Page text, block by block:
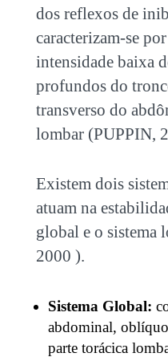
dos reflexos de
caracterizam-se
intensidade baixa
profundos do
transverso do
lombar (PUPPIN,
Existem dois
atuam na
global e o sistema
2000 ).
Sistema Global:
abdominal,
parte torácica